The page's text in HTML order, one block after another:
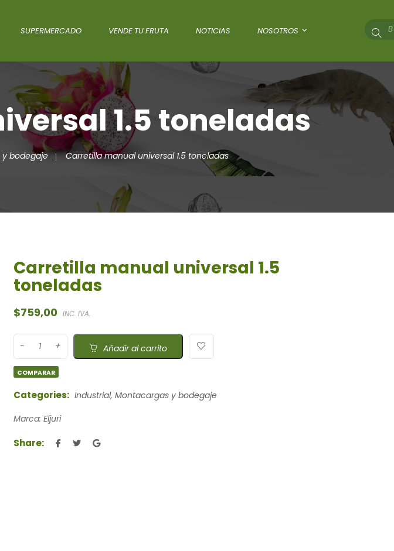
SUPERMERCADO VENDE TU FRUTA NOTICIAS NOSOTROS
1.5 toneladas
bodegaje Carretilla manual universal 1.5 toneladas
Carretilla manual universal 1.5
toneladas
$759,00 INC. IVA.
Añadir al carrito
COMPARAR
Categories: Industrial, Montacargas y bodegaje
Marca: Eljuri
Share: